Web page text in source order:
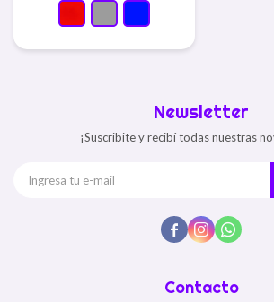
Contacto
Newsletter
¡Suscribite y recibí todas nuestras
  